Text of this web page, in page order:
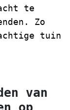
te
Zo
tuin
van